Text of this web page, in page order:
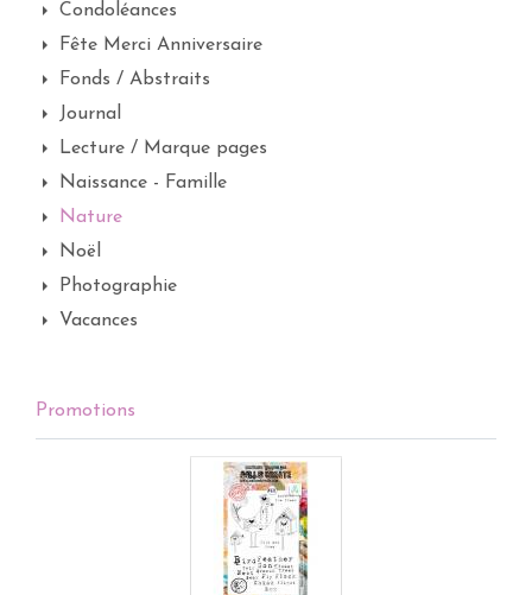
Condoléances
Fête Merci Anniversaire
Fonds / Abstraits
Journal
Lecture / Marque pages
Naissance - Famille
Nature
Noël
Photographie
Vacances
Promotions